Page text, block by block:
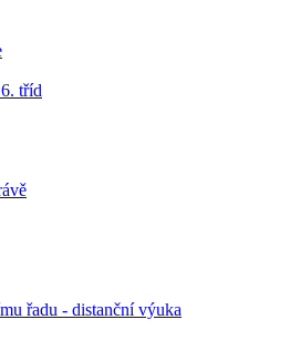
tříd
řadu - distanční výuka